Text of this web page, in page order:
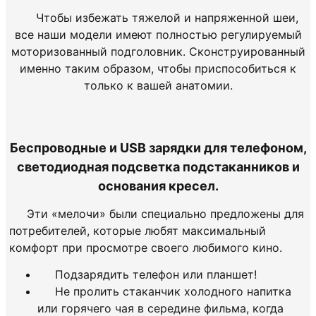
Чтобы избежать тяжелой и напряженной шеи,
все наши модели имеют полностью регулируемый
моторизованный подголовник. Сконструированный
именно таким образом, чтобы приспособиться к
только к вашей анатомии.
Беспроводные и USB зарядки для телефоном,
светодиодная подсветка подстаканников и
основания кресел.
Эти «мелочи» были специально предложены для
потребителей, которые любят максимальный
комфорт при просмотре своего любимого кино.
Подзарядить телефон или планшет!
Не пролить стаканчик холодного напитка
или горячего чая в середине фильма, когда